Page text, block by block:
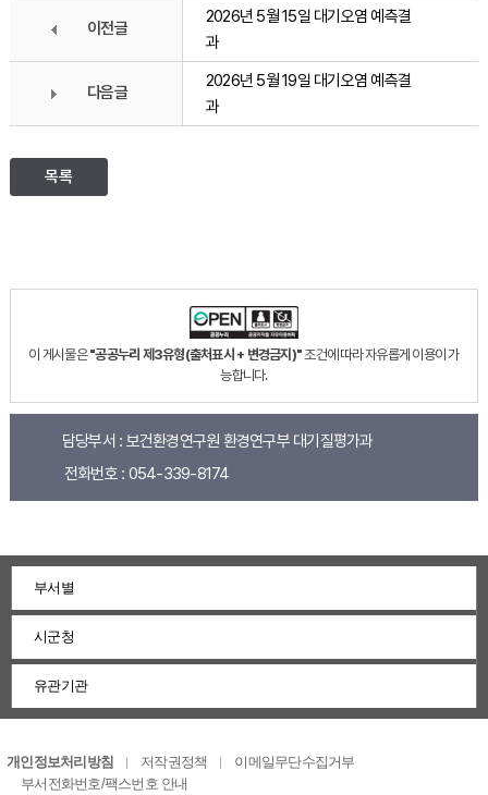
이전글
2026년 5월 15일 대기오염 예측결
과
다음글
2026년 5월 19일 대기오염 예측결
과
목록
이 게시물은"공공누리 제3유형(출처표시 + 변경금지)"조건에 따라 자유롭게 이용이 가
능합니다.
담당부서 : 보건환경연구원 환경연구부 대기질평가과
전화번호 : 054-339-8174
부서별
시군청
유관기관
개인정보처리방침 저작권정책
이메일무단수집거부
부서전화번호/팩스번호 안내